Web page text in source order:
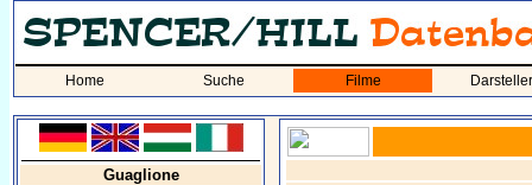
Home Suche Filme Darsteller
Guaglione